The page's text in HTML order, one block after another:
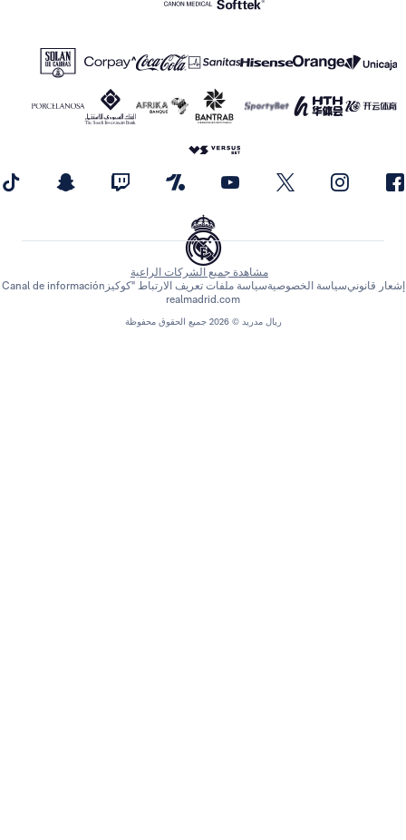
مشاهدة جميع الشركات الراعية
الخصوصيةسياسة ملفات تعريف الارتباط "كوكيز Canal de información
realmadrid.com